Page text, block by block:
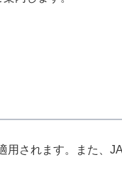
されます。また、